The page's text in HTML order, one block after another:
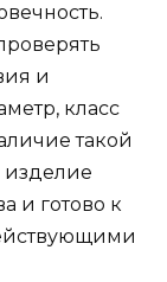
и
класс
такой
изделие
и готово к